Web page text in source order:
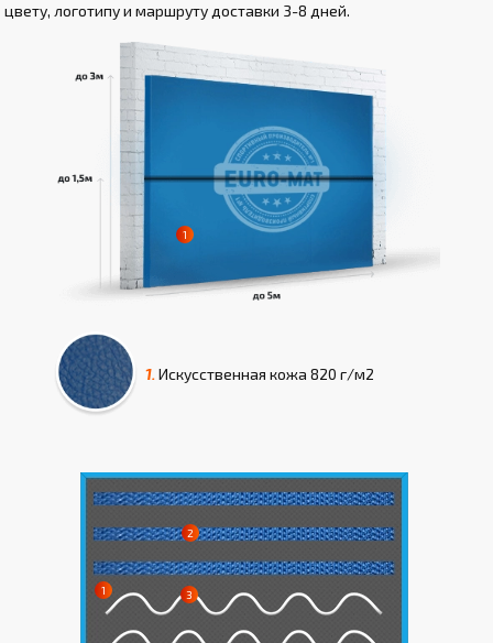
цвету, логотипу и маршруту доставки 3-8 дней.
1. Искусcтвенная кожа 820 г/м2